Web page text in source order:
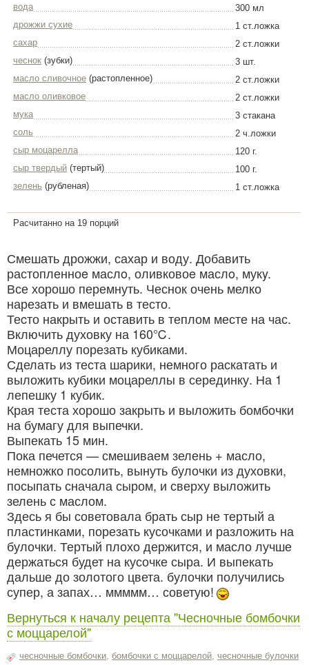
вода
300 мл
дрожжи сухие
1 ст.ложка
сахар
2 ст.ложки
чеснок (зубки)
3 шт.
масло сливочное (растопленное)
2 ст.ложки
масло оливковое
2 ст.ложки
мука
3 стакана
соль
2 ч.ложки
сыр моцарелла
120 г.
сыр твердый (тертый)
100 г.
зелень (рубленая) 1 ст.ложка
Расчитанно на 19 порций
Смешать дрожжи, сахар и воду. Добавить
растопленноe маслo, оливковоe маслo, мукy.
Все хорошо перемнуть. Чеснок очень мелко
нарезать и вмешать в тесто.
Теcто накрыть и оставить в теплом месте на час.
Включить духовку на 160℃.
Моцареллу порезать кубиками.
Сделать из теста шарики, немного раскатать и
выложить кубики моцареллы в серединку. На 1
лепешку 1 кубик.
Края теста хорошо закрыть и выложить бомбочки
на бумагу для выпечки.
Выпекать 15 мин.
Пока печется — смешиваем зелень + масло,
немножко посолить, вынуть булочки из духовки,
посыпать сначала сыром, и сверху выложить
зелень с маслом.
Здесь я бы советовала брать сыр не тертый а
пластинками, порезать кусочками и разложить на
булочки. Тертый плохо держится, и масло лучше
держаться будет на кусочке сыра. И выпекать
дальше до золотого цвета. булочки получились
супер, а запах… ммммм… советую!
Вернуться к началу рецепта "Чесночные бомбочки
с моццарелой"
чесночные бомбочки бомбочки с моццарелой чесночные булочки